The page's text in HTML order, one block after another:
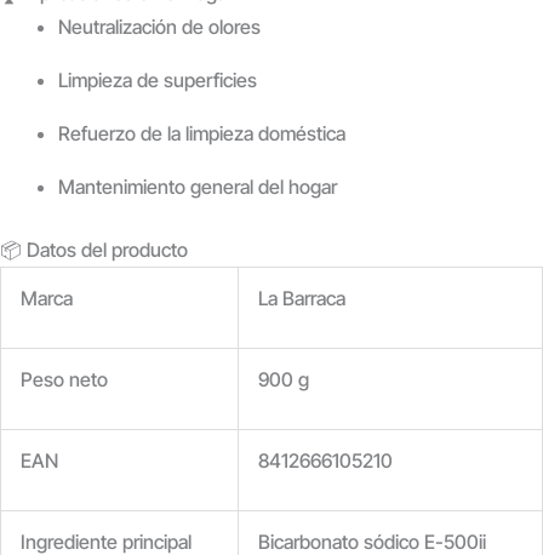
Neutralización de olores
Limpieza de superficies
Refuerzo de la limpieza doméstica
Mantenimiento general del hogar
📦 Datos del producto
Marca
La Barraca
Peso neto 900 g
EAN 8412666105210
Ingrediente principal Bicarbonato sódico E-500ii